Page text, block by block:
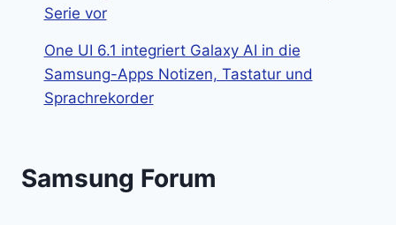
Serie vor
One UI 6.1 integriert Galaxy AI in die
Samsung-Apps Notizen, Tastatur und
Sprachrekorder
Samsung Forum